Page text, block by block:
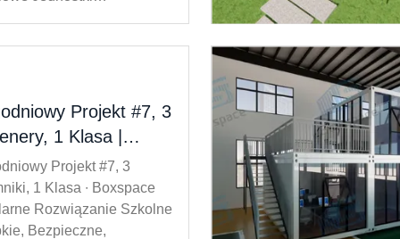
6 × 3 M. Kompaktny, Ale
Funkcjonalny.W
Sercu ...
Projekt #7, 3
1 Klasa |
Modularne
Szkolne –
Bezpieczne,
Projekt #7, 3
1 Klasa ∙ Boxspace
Rozwiązanie Szkolne
Bezpieczne,